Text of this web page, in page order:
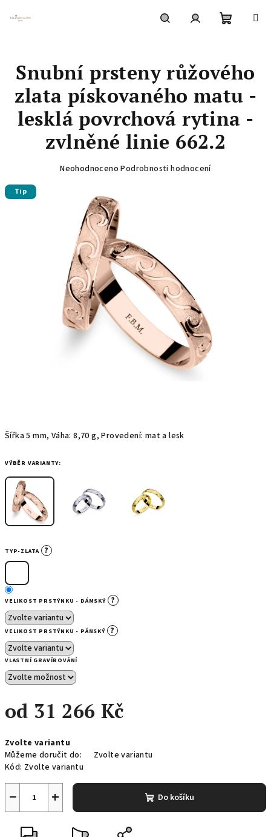
košík
Šířka 5 mm, Váha: 8,70 g, Provedení: mat a lesk
VÝBĚR VARIANTY:
TYP-ZLATA ?
VELIKOST PRSTÝNKU - DÁMSKÝ ?
VELIKOST PRSTÝNKU - PÁNSKÝ ?
VLASTNÍ GRAVÍROVÁNÍ
od 31 266 Kč
cena:
Zvolte variantu
Můžeme doručit do:
Zvolte variantu
Kód: Zvolte variantu
+
− Do košíku
Snubní prsteny růžového
zlata pískovaného matu -
lesklá povrchová rytina -
zvlněné linie 662.2
Průměrné
hvězdiček.
Neohodnoceno Podrobnosti hodnocení
Tip